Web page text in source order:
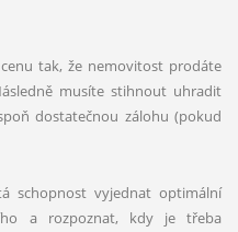
tak, že nemovitost prodáte
musíte stihnout uhradit
dostatečnou zálohu (pokud
schopnost vyjednat optimální
a rozpoznat, kdy je třeba